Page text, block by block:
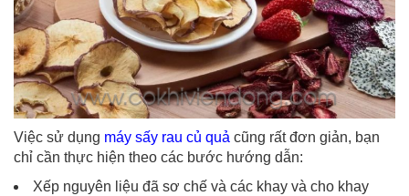
Việc sử dụng máy sấy rau củ quả cũng rất đơn giản, bạn
chỉ cần thực hiện theo các bước hướng dẫn:
Xếp nguyên liệu đã sơ chế và các khay và cho khay